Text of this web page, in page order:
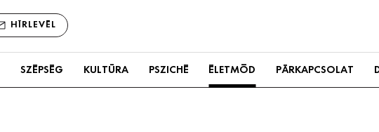
HÍRLEVÉL
SZÉPSÉG KULTÚRA PSZICHÉ ÉLETMÓD PÁRKAPCSOLAT